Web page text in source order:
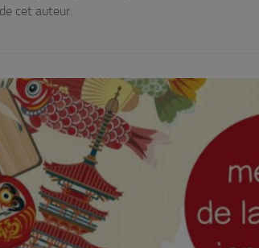
cet auteur.